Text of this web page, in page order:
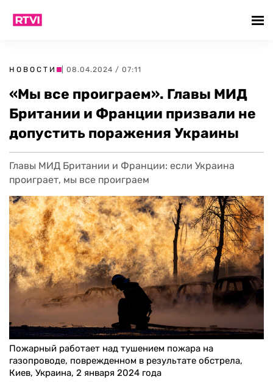
НОВОСТИ | 08.04.2024 / 07:11
«Мы все проиграем». Главы МИД
Британии и Франции призвали не
допустить поражения Украины
Главы МИД Британии и Франции: если Украина
проиграет, мы все проиграем
Пожарный работает над тушением пожара на
газопроводе, поврежденном в результате обстрела,
Киев, Украина, 2 января 2024 года